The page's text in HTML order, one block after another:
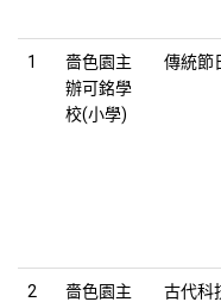
1
嗇色園主
辦可銘學
校(小學)
傳統節
2
嗇色園主
古代科